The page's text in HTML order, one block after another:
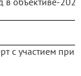
с участием